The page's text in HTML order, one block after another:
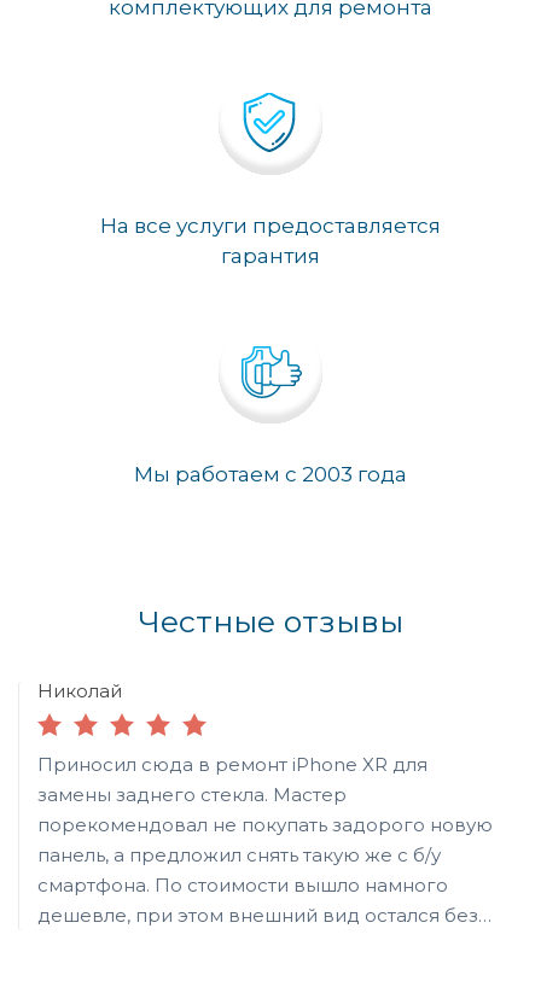
комплектующих для ремонта
На все услуги предоставляется
гарантия
Мы работаем с 2003 года
Честные отзывы
Николай
Приносил сюда в ремонт iPhone XR для
замены заднего стекла. Мастер
порекомендовал не покупать задорого новую
панель, а предложил снять такую же с б/у
смартфона. По стоимости вышло намного
дешевле, при этом внешний вид остался без